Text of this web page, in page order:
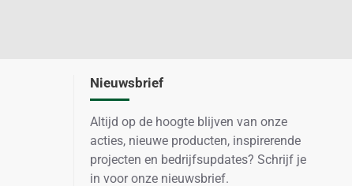
Nieuwsbrief
Altijd op de hoogte blijven van onze
acties, nieuwe producten, inspirerende
projecten en bedrijfsupdates? Schrijf je
in voor onze nieuwsbrief.